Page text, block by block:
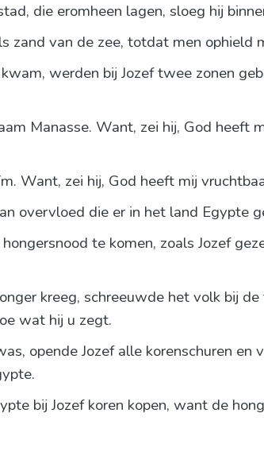
die eromheen lagen, sloeg hij
zand van de zee, totdat men
werden bij Jozef twee zonen
Manasse. Want, zei hij, God heeft
Want, zei hij, God heeft mij
overvloed die er in het land Egypte
te komen, zoals Jozef
kreeg, schreeuwde het volk bij
wat hij u zegt.
opende Jozef alle korenschuren
bij Jozef koren kopen, want de